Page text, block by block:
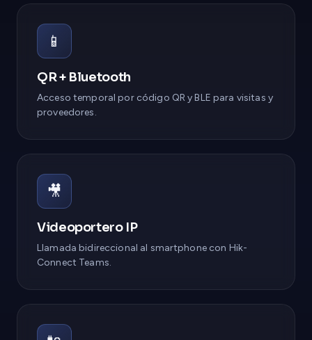
📱
QR + Bluetooth
Acceso temporal por código QR y BLE para visitas y
proveedores.
🎥
Videoportero IP
Llamada bidireccional al smartphone con Hik-
Connect Teams.